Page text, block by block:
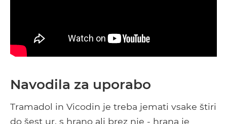
Navodila za uporabo
Tramadol in Vicodin je treba jemati vsake štiri
do šest ur, s hrano ali brez nje - hrana je